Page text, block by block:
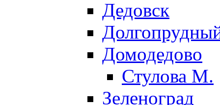
Дедовск
Домодедово
Стулова М.
Зеленоград